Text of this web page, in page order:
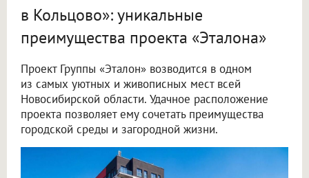
в Кольцово»: уникальные
преимущества проекта «Эталона»
Проект Группы «Эталон» возводится в одном
из самых уютных и живописных мест всей
Новосибирской области. Удачное расположение
проекта позволяет ему сочетать преимущества
городской среды и загородной жизни.